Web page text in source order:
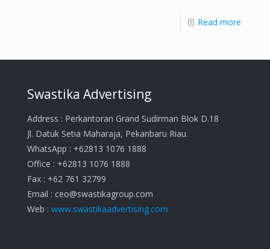
Read more
Swastika Advertising
Address : Perkantoran Grand Sudirman Blok D.18
Jl. Datuk Setia Maharaja, Pekanbaru Riau.
WhatsApp : +62813 1076 1888
Office : +62813 1076 1888
Fax : +62 761 32799
Email : ceo@swastikagroup.com
Web : www.swastikaadvertising.com